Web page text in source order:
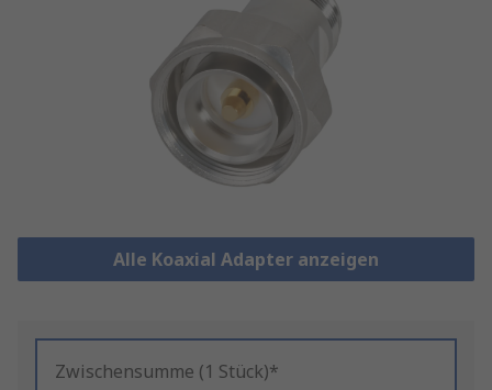
Alle Koaxial Adapter anzeigen
Zwischensumme (1 Stück)*